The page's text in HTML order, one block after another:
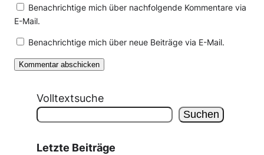
Benachrichtige mich über nachfolgende Kommentare via
E-Mail.
Benachrichtige mich über neue Beiträge via E-Mail.
Volltextsuche
Suchen
Letzte Beiträge